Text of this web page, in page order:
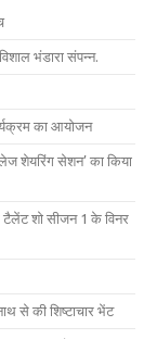
भंडारा संपन्न.
का आयोजन
शेयरिंग सेशन’ का किया
टैलेंट शो सीजन 1 के विनर
से की शिष्टाचार भेंट